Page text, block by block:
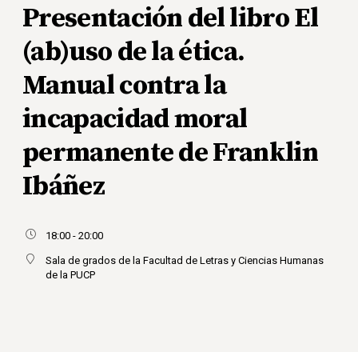
Presentación del libro El
(ab)uso de la ética.
Manual contra la
incapacidad moral
permanente de Franklin
Ibáñez
18:00 - 20:00
Sala de grados de la Facultad de Letras y Ciencias Humanas
de la PUCP